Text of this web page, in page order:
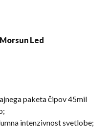
paketa čipov 45mil
intenzivnost svetlobe;